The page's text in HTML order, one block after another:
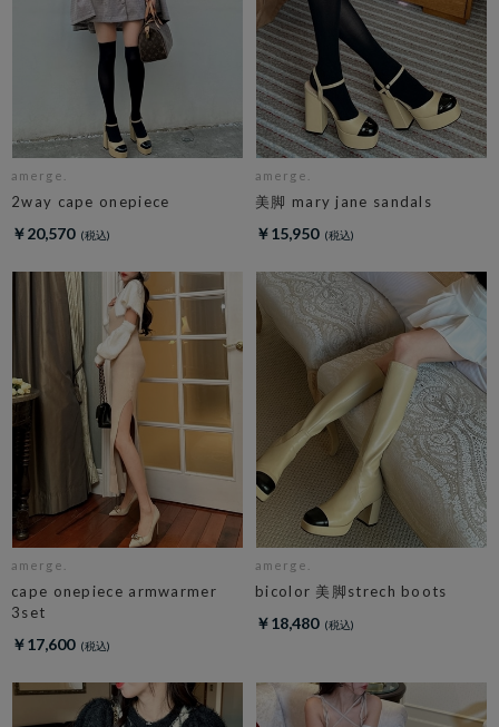
amerge.
2way cape onepiece
￥20,570
amerge.
美脚 mary jane sandals
￥15,950
amerge.
cape onepiece armwarmer
3set
￥17,600
amerge.
bicolor 美脚strech boots
￥18,480